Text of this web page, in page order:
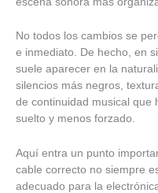
No todos los cambios se
e inmediato. De hecho, en
suele aparecer en la
silencios más negros,
de continuidad musical que
suelto y menos forzado.
Aquí entra un punto
cable correcto no siempre
adecuado para la